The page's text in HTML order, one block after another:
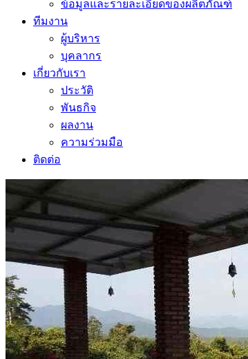
ข้อมูลและรายละเอียดของผลิตภัณฑ์
ทีมงาน
ผู้บริหาร
บุคลากร
เกี่ยวกับเรา
ประวัติ
พันธกิจ
ผลงาน
ความร่วมมือ
ติดต่อ